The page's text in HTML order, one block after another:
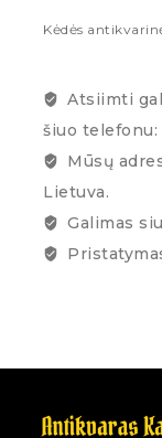
Kėdės
Atsiimti
šiuo telefonu:
Mūsų
Lietuva.
Galimas